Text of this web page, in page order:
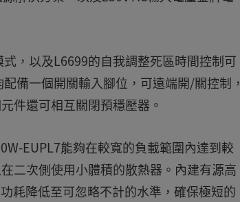
，以及L6699的自我調整死區時間控制可
備一個開關輸入腳位，可遠端開/關控制，
件還可相互關閉預穩壓器。
EUPL7能夠在較寬的負載範圍內達到較
二次側使用小體積的散熱器。內建有源高
耗降低至可忽略不計的水準，確保極短的